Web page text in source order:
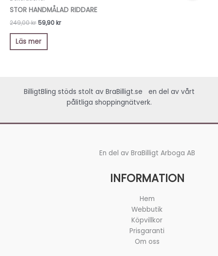
STOR HANDMÅLAD RIDDARE
249,00kr
var:
249,00 kr.
59,90kr
är:
59,90 kr.
Läs mer
BilligtBling stöds stolt av BraBilligt.se
en del av vårt
pålitliga shoppingnätverk.
En del av BraBilligt Arboga AB
INFORMATION
Hem
Webbutik
Köpvillkor
Prisgaranti
Om oss